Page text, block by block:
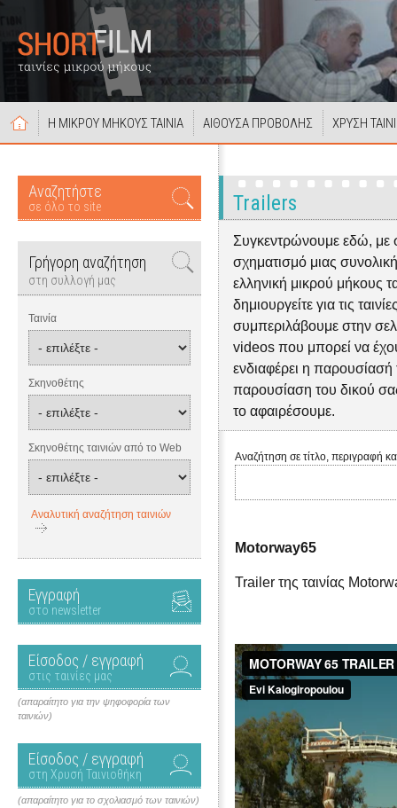
Η ΜΙΚΡΟΥ ΜΗΚΟΥΣ ΤΑΙΝΙΑ ΑΙΘΟΥΣΑ ΠΡΟΒΟΛΗΣ ΧΡΥΣΗ
Αναζητήστε
σε όλο το site
Γρήγορη αναζήτηση
στη συλλογή μας
Ταινία
Σκηνοθέτης
Σκηνοθέτης ταινιών από το Web
Αναλυτική αναζήτηση ταινιών
Εγγραφή
στο newsletter
Είσοδος / εγγραφή
στις ταινίες μας
(απαραίτητο για την ψηφοφορία των
ταινιών)
Είσοδος / εγγραφή
στη Χρυσή Ταινιοθήκη
(απαραίτητο για το σχολιασμό των ταινιών)
Trailers
Συγκεντρώνουμε εδώ, με
σχηματισμό μιας
ελληνική μικρού μήκους
δημιουργείτε για τις
συμπεριλάβουμε στην
videos που μπορεί να
ενδιαφέρει η παρουσίασή
παρουσίαση του δικού
το αφαιρέσουμε.
Αναζήτηση σε τίτλο, περιγραφή
Motorway65
Trailer της ταινίας